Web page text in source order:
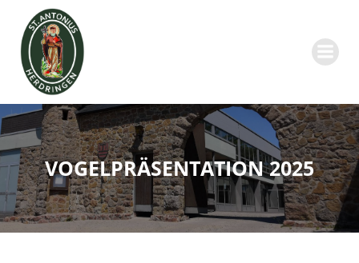
VOGELPRÄSENTATION 2025